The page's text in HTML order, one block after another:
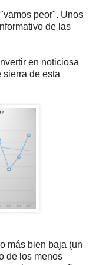
peor". Unos
de las
en noticiosa
sierra de esta
más bien baja (un
de los menos